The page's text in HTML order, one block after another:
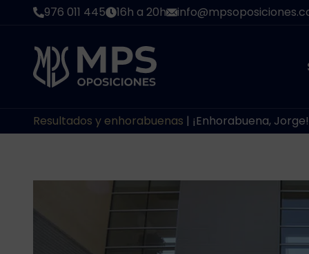
976 011 445 16h a 20h
Resultados y enhorabuenas | ¡Enhorabuena,